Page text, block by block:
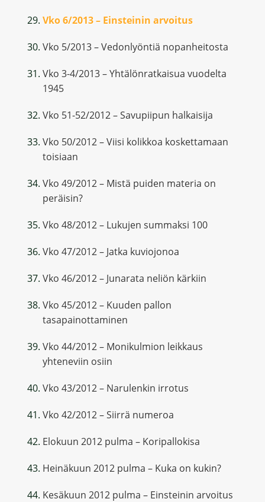
Vko 6/2013 – Einsteinin arvoitus
Vko 5/2013 – Vedonlyöntiä nopanheitosta
Vko 3-4/2013 – Yhtälönratkaisua vuodelta
1945
Vko 51-52/2012 – Savupiipun halkaisija
Vko 50/2012 – Viisi kolikkoa koskettamaan
toisiaan
Vko 49/2012 – Mistä puiden materia on
peräisin?
Vko 48/2012 – Lukujen summaksi 100
Vko 47/2012 – Jatka kuviojonoa
Vko 46/2012 – Junarata neliön kärkiin
Vko 45/2012 – Kuuden pallon
tasapainottaminen
Vko 44/2012 – Monikulmion leikkaus
yhteneviin osiin
Vko 43/2012 – Narulenkin irrotus
Vko 42/2012 – Siirrä numeroa
Elokuun 2012 pulma – Koripallokisa
Heinäkuun 2012 pulma – Kuka on kukin?
Kesäkuun 2012 pulma – Einsteinin arvoitus